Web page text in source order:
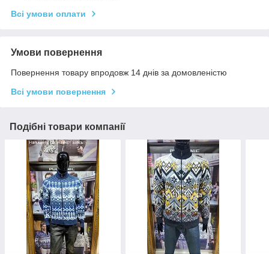
Всі умови оплати
Умови повернення
Повернення товару впродовж 14 днів за домовленістю
Всі умови повернення
Подібні товари компанії